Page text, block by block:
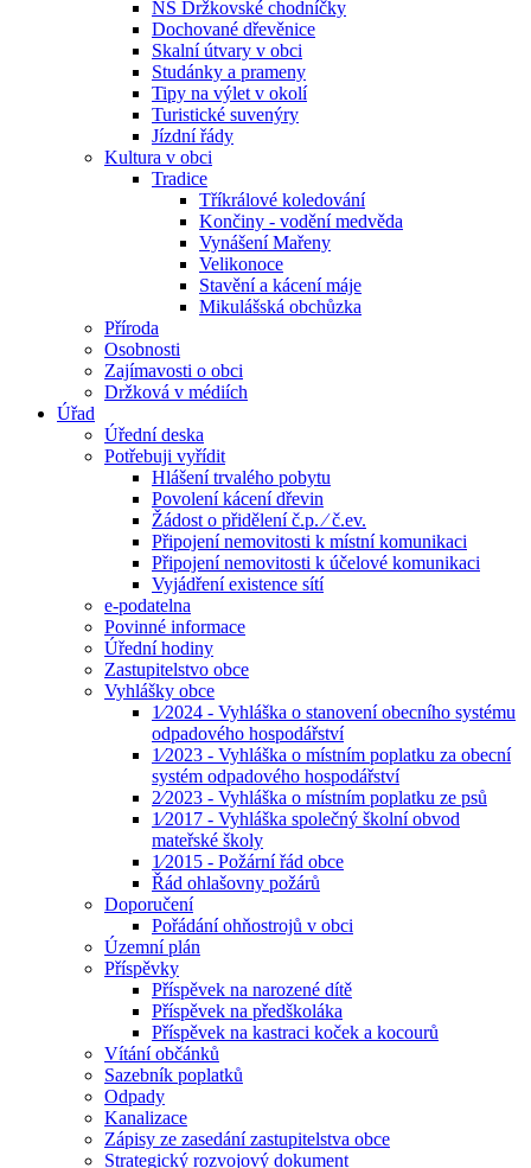
NS Držkovské chodníčky
Dochované dřevěnice
Skalní útvary v obci
Studánky a prameny
Tipy na výlet v okolí
Turistické suvenýry
Jízdní řády
Kultura v obci
Tradice
Tříkrálové koledování
Končiny - vodění medvěda
Vynášení Mařeny
Velikonoce
Stavění a kácení máje
Mikulášská obchůzka
Příroda
Osobnosti
Zajímavosti o obci
Držková v médiích
Úřad
Úřední deska
Potřebuji vyřídit
Hlášení trvalého pobytu
Povolení kácení dřevin
Žádost o přidělení č.p. ⁄ č.ev.
Připojení nemovitosti k místní komunikaci
Připojení nemovitosti k účelové komunikaci
Vyjádření existence sítí
e-podatelna
Povinné informace
Úřední hodiny
Zastupitelstvo obce
Vyhlášky obce
1⁄2024 - Vyhláška o stanovení obecního systému
odpadového hospodářství
1⁄2023 - Vyhláška o místním poplatku za obecní
systém odpadového hospodářství
2⁄2023 - Vyhláška o místním poplatku ze psů
1⁄2017 - Vyhláška společný školní obvod
mateřské školy
1⁄2015 - Požární řád obce
Řád ohlašovny požárů
Doporučení
Pořádání ohňostrojů v obci
Územní plán
Příspěvky
Příspěvek na narozené dítě
Příspěvek na předškoláka
Příspěvek na kastraci koček a kocourů
Vítání občánků
Sazebník poplatků
Odpady
Kanalizace
Zápisy ze zasedání zastupitelstva obce
Strategický rozvojový dokument